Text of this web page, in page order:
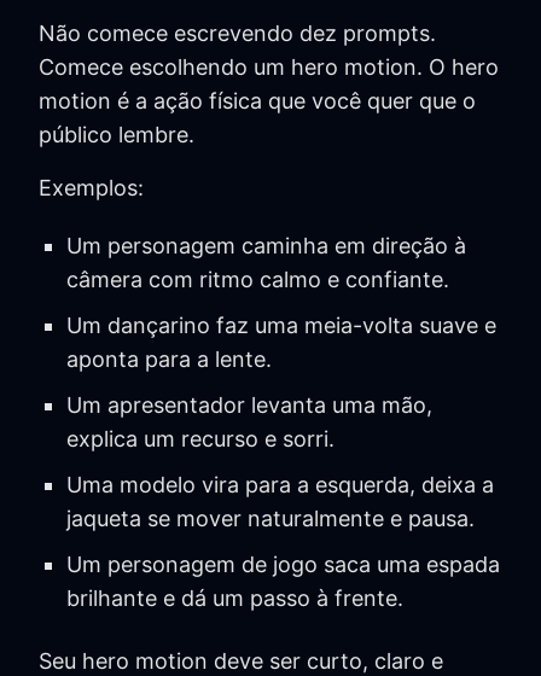
Não comece escrevendo dez prompts.
Comece escolhendo um hero motion. O hero
motion é a ação física que você quer que o
público lembre.
Exemplos:
Um personagem caminha em direção à
câmera com ritmo calmo e confiante.
Um dançarino faz uma meia-volta suave e
aponta para a lente.
Um apresentador levanta uma mão,
explica um recurso e sorri.
Uma modelo vira para a esquerda, deixa a
jaqueta se mover naturalmente e pausa.
Um personagem de jogo saca uma espada
brilhante e dá um passo à frente.
Seu hero motion deve ser curto, claro e